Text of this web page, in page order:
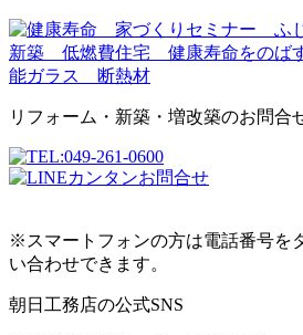
リフォーム・新築・増改築のお問合
※スマートフォンの方は電話番号を
い合わせできます。
朝日工務店の公式SNS